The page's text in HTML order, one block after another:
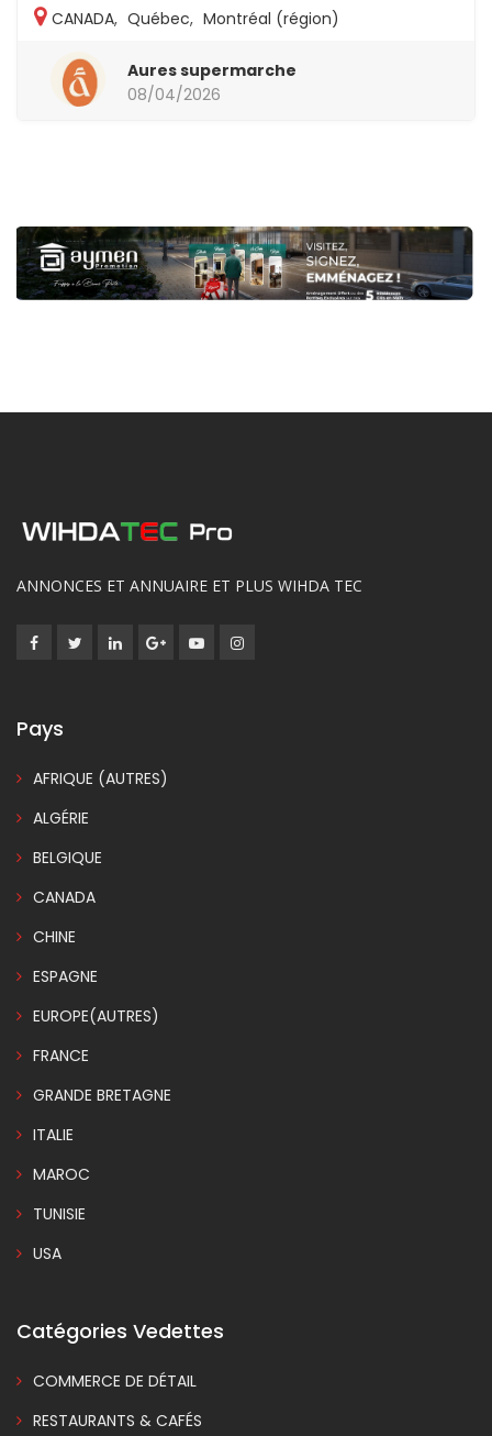
CANADA, Québec, Montréal (région)
Aures supermarche
08/04/2026
ANNONCES ET ANNUAIRE ET PLUS WIHDA TEC
Pays
AFRIQUE (AUTRES)
ALGÉRIE
BELGIQUE
CANADA
CHINE
ESPAGNE
EUROPE(AUTRES)
FRANCE
GRANDE BRETAGNE
ITALIE
MAROC
TUNISIE
USA
Catégories Vedettes
COMMERCE DE DÉTAIL
RESTAURANTS & CAFÉS